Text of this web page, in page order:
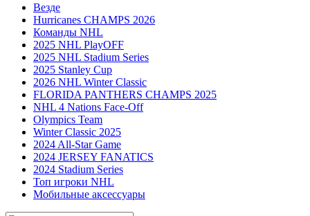
Везде
Hurricanes CHAMPS 2026
Команды NHL
2025 NHL PlayOFF
2025 NHL Stadium Series
2025 Stanley Cup
2026 NHL Winter Classic
FLORIDA PANTHERS CHAMPS 2025
NHL 4 Nations Face-Off
Olympics Team
Winter Classic 2025
2024 All-Star Game
2024 JERSEY FANATICS
2024 Stadium Series
Топ игроки NHL
Мобильные аксессуары